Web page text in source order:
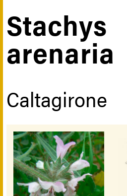
Briciole
di
pane
Stachys
arenaria
Caltagirone